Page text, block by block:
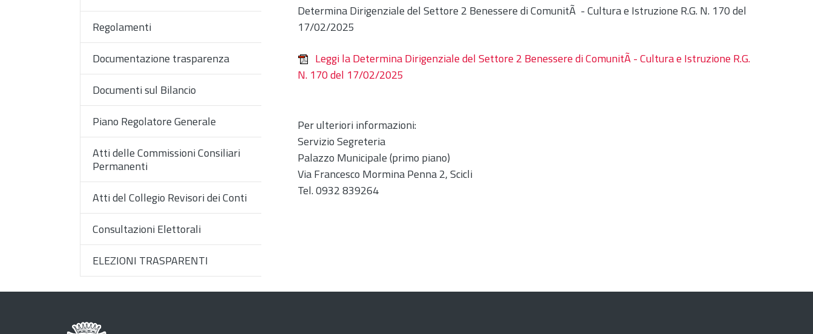
Regolamenti
Documentazione trasparenza
Documenti sul Bilancio
Piano Regolatore Generale
Atti delle Commissioni Consiliari
Permanenti
Atti del Collegio Revisori dei Conti
Consultazioni Elettorali
ELEZIONI TRASPARENTI
Determina Dirigenziale del Settore 2 Benessere di ComunitÃ - Cultura e Istruzione R.G. N. 170 del
17/02/2025
Leggi la Determina Dirigenziale del Settore 2 Benessere di ComunitÃ - Cultura e Istruzione R.G.
N. 170 del 17/02/2025
Per ulteriori informazioni:
Servizio Segreteria
Palazzo Municipale (primo piano)
Via Francesco Mormina Penna 2, Scicli
Tel. 0932 839264